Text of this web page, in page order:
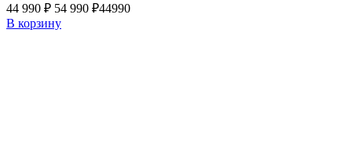
44 990 ₽ 54 990 ₽44990
В корзину